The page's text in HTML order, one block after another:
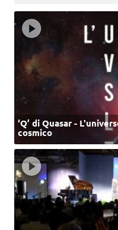
‘Q’ di Quasar -
cosmico